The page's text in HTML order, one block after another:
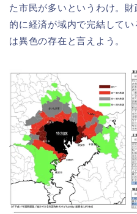
た市民が多いというわけ。
的に経済が域内で完結して
は異色の存在と言えよう。